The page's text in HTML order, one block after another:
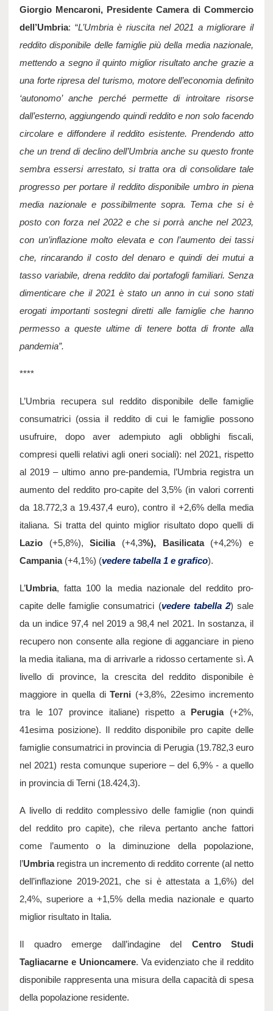
Giorgio Mencaroni, Presidente Camera di Commercio
dell’Umbria: “L’Umbria è riuscita nel 2021 a migliorare il
reddito disponibile delle famiglie più della media nazionale,
mettendo a segno il quinto miglior risultato anche grazie a
una forte ripresa del turismo, motore dell’economia definito
‘autonomo’ anche perché permette di introitare risorse
dall’esterno, aggiungendo quindi reddito e non solo facendo
circolare e diffondere il reddito esistente. Prendendo atto
che un trend di declino dell’Umbria anche su questo fronte
sembra essersi arrestato, si tratta ora di consolidare tale
progresso per portare il reddito disponibile umbro in piena
media nazionale e possibilmente sopra. Tema che si è
posto con forza nel 2022 e che si porrà anche nel 2023,
con un’inflazione molto elevata e con l’aumento dei tassi
che, rincarando il costo del denaro e quindi dei mutui a
tasso variabile, drena reddito dai portafogli familiari. Senza
dimenticare che il 2021 è stato un anno in cui sono stati
erogati importanti sostegni diretti alle famiglie che hanno
permesso a queste ultime di tenere botta di fronte alla
pandemia”.
****
L’Umbria recupera sul reddito disponibile delle famiglie
consumatrici (ossia il reddito di cui le famiglie possono
usufruire, dopo aver adempiuto agli obblighi fiscali,
compresi quelli relativi agli oneri sociali): nel 2021, rispetto
al 2019 – ultimo anno pre-pandemia, l’Umbria registra un
aumento del reddito pro-capite del 3,5% (in valori correnti
da 18.772,3 a 19.437,4 euro), contro il +2,6% della media
Lazio (+5,8%), Sicilia (+4,3%), Basilicata
Campania (+4,1%) (vedere tabella 1 e grafico).
L’Umbria, fatta 100 la media nazionale del reddito pro-
capite delle famiglie consumatrici (vedere tabella 2) sale
da un indice 97,4 nel 2019 a 98,4 nel 2021. In sostanza, il
recupero non consente alla regione di agganciare in pieno
la media italiana, ma di arrivarle a ridosso certamente sì. A
livello di province, la crescita del reddito disponibile è
maggiore in quella di Terni (+3,8%, 22esimo incremento
tra le 107 province italiane) rispetto a
Perugia (+2%,
41esima posizione). Il reddito disponibile pro capite delle
famiglie consumatrici in provincia di Perugia (19.782,3 euro
nel 2021) resta comunque superiore – del 6,9% - a quello
in provincia di Terni (18.424,3).
A livello di reddito complessivo delle famiglie (non quindi
del reddito pro capite), che rileva pertanto anche fattori
come l’aumento o la diminuzione della popolazione,
l’Umbria registra un incremento di reddito corrente (al netto
dell’inflazione 2019-2021, che si è attestata a 1,6%) del
2,4%, superiore a +1,5% della media nazionale e quarto
miglior risultato in Italia.
Il quadro emerge dall’indagine del Centro Studi
Tagliacarne e Unioncamere. Va evidenziato che il reddito
disponibile rappresenta una misura della capacità di spesa
della popolazione residente.